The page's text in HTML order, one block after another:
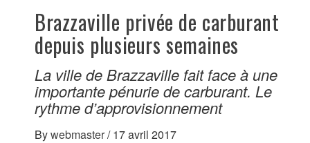
Brazzaville privée de carburant
depuis plusieurs semaines
La ville de Brazzaville fait face à une
importante pénurie de carburant. Le
rythme d’approvisionnement
Bywebmaster/ 17 avril 2017